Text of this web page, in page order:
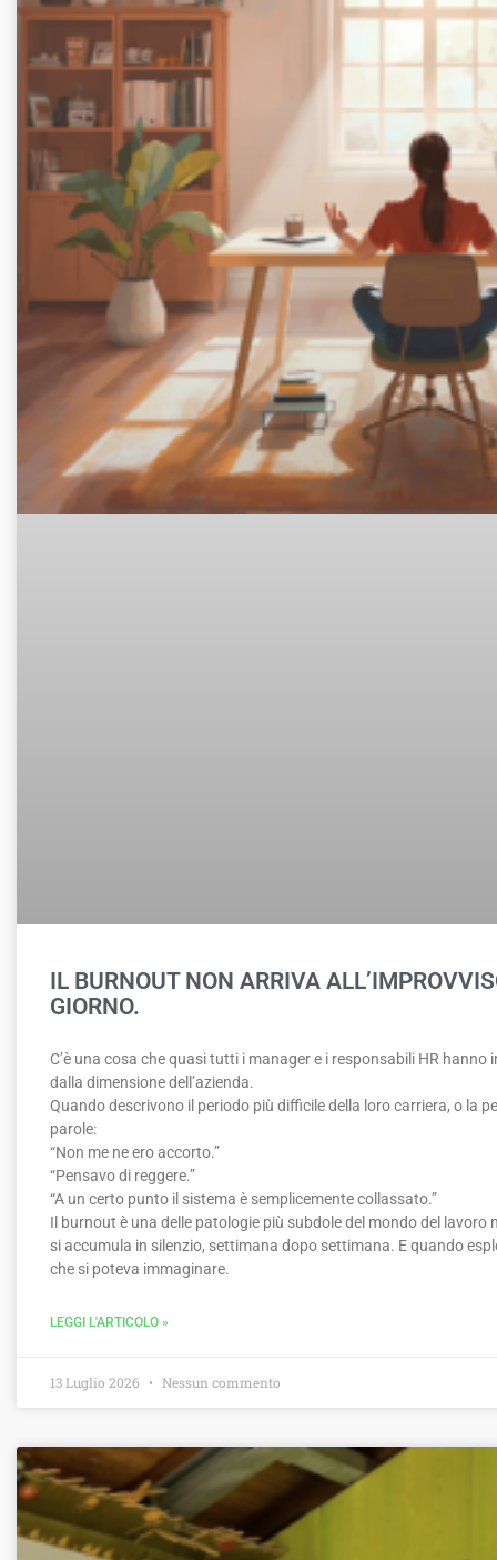
IL BURNOUT NON ARRIVA
GIORNO.
C’è una cosa che quasi tutti i manager e i responsabili HR
dalla dimensione dell’azienda.
Quando descrivono il periodo più difficile della loro carriera, o la
parole:
“Non me ne ero accorto.”
“Pensavo di reggere.”
“A un certo punto il sistema è semplicemente collassato.”
Il burnout è una delle patologie più subdole del mondo del
si accumula in silenzio, settimana dopo settimana. E quando
che si poteva immaginare.
LEGGI L'ARTICOLO »
13 Luglio 2026 Nessun commento